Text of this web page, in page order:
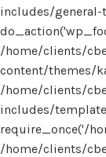
includes/
/home/clients/
content/themes/
/home/clients/
includes/
require_once('/
/home/clients/